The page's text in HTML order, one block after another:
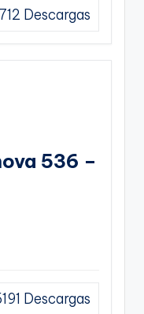
Descargas
536 –
Descargas